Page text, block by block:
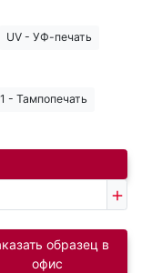
UV - УФ-печать
- Тампопечать
образец в
офис